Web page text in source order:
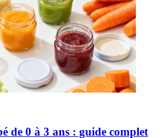
de 0 à 3 ans : guide complet